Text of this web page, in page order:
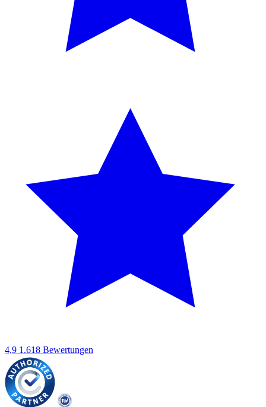
4,9 1.618 Bewertungen